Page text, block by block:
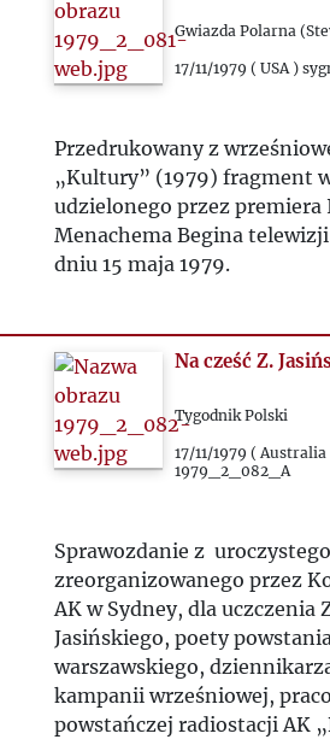
Gwiazda Polarna
17/11/1979 ( USA )
Przedrukowany z
„Kultury” (1979) fragment
udzielonego przez premiera
Menachema Begina
dniu 15 maja 1979.
Na cześć Z.
Tygodnik Polski
17/11/1979 (
1979_2_082_A
Sprawozdanie z
zreorganizowanego przez
AK w Sydney, dla uczczenia
Jasińskiego, poety
warszawskiego,
kampanii wrześniowej,
powstańczej radiostacji AK